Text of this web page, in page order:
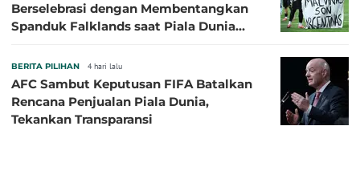
Berselebrasi dengan Membentangkan
Spanduk Falklands saat Piala Dunia
BERITA PILIHAN 4 hari lalu
AFC Sambut Keputusan FIFA Batalkan
Rencana Penjualan Piala Dunia,
Tekankan Transparansi